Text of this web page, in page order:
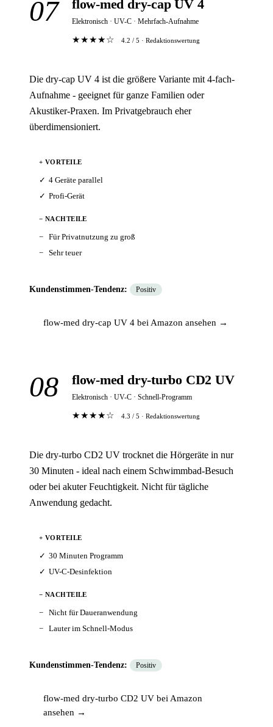
07 flow-med dry-cap UV 4
Elektronisch · UV-C · Mehrfach-Aufnahme
★★★★☆ 4.2 / 5 · Redaktionswertung
Die dry-cap UV 4 ist die größere Variante mit 4-fach-
Aufnahme - geeignet für ganze Familien oder
Akustiker-Praxen. Im Privatgebrauch eher
überdimensioniert.
+ VORTEILE
4 Geräte parallel
Profi-Gerät
− NACHTEILE
Für Privatnutzung zu groß
Sehr teuer
Kundenstimmen-Tendenz: Positiv
flow-med dry-cap UV 4 bei Amazon ansehen →
08 flow-med dry-turbo CD2 UV
Elektronisch · UV-C · Schnell-Programm
★★★★☆ 4.3 / 5 · Redaktionswertung
Die dry-turbo CD2 UV trocknet die Hörgeräte in nur
30 Minuten - ideal nach einem Schwimmbad-Besuch
oder bei akuter Feuchtigkeit. Nicht für tägliche
Anwendung gedacht.
+ VORTEILE
30 Minuten Programm
UV-C-Desinfektion
− NACHTEILE
Nicht für Daueranwendung
Lauter im Schnell-Modus
Kundenstimmen-Tendenz: Positiv
flow-med dry-turbo CD2 UV bei Amazon
ansehen →